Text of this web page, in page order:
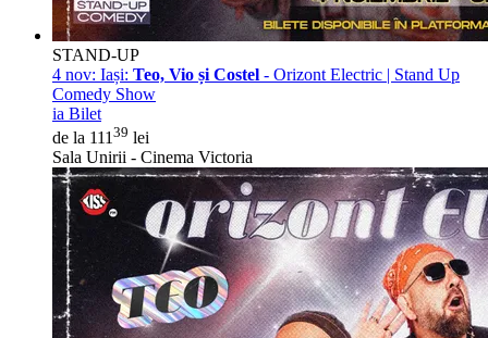
STAND-UP
4 nov: Iași: Teo, Vio și Costel - Orizont Electric | Stand Up
Comedy Show
ia Bilet
de la 111 39 lei
Sala Unirii - Cinema Victoria